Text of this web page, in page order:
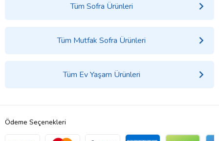
Tüm Sofra Ürünleri
Tüm Mutfak Sofra Ürünleri
Tüm Ev Yaşam Ürünleri
Ödeme Seçenekleri